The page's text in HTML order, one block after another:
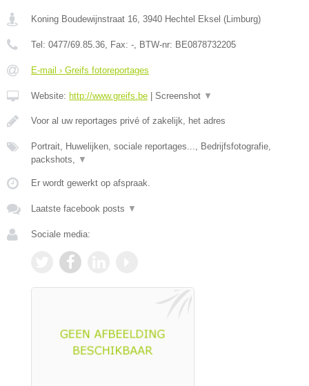
Koning Boudewijnstraat 16, 3940 Hechtel Eksel (Limburg)
Tel: 0477/69.85.36, Fax: -, BTW-nr: BE0878732205
E-mail › Greifs fotoreportages
Website: http://www.greifs.be Screenshot ▼
Voor al uw reportages privé of zakelijk, het adres
Portrait, Huwelijken, sociale reportages..., Bedrijfsfotografie,
packshots, ▼
Er wordt gewerkt op afspraak.
Laatste facebook posts ▼
Sociale media: